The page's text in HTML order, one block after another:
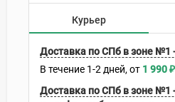
Курьер
Доставка по СПб в зоне №1
В течение 1-2 дней 1 990₽
Доставка по СПб в зоне №1